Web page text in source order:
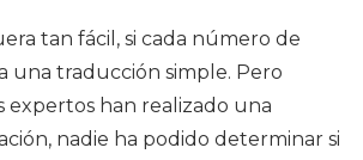
tan fácil, si cada número de
una traducción simple. Pero
han realizado una
nadie ha podido determinar si